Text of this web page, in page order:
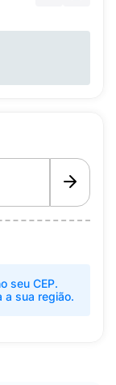
seu CEP.
a sua região.